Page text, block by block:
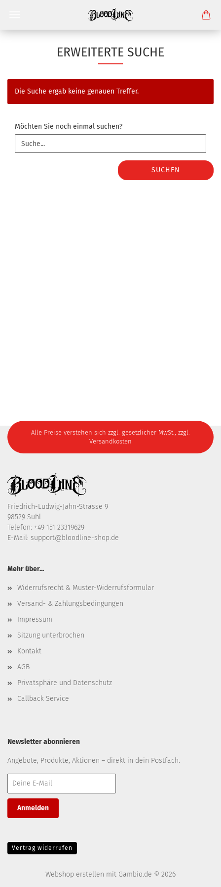
ERWEITERTE SUCHE
Die Suche ergab keine genauen Treffer.
MÖCHTEN
SIE
NOCH
EINMAL
Möchten Sie noch einmal suchen?
SUCHEN
Alle Preise verstehen sich zzgl. gesetzlicher MwSt., zzgl.
Versandkosten
Friedrich-Ludwig-Jahn-Strasse 9
98529 Suhl
Telefon: +49 151 23319629
E-Mail: support@bloodline-shop.de
Mehr über...
Widerrufsrecht & Muster-Widerrufsformular
Versand- & Zahlungsbedingungen
Impressum
Sitzung unterbrochen
Kontakt
AGB
Privatsphäre und Datenschutz
Callback Service
Newsletter abonnieren
Angebote, Produkte, Aktionen – direkt in dein Postfach.
Anmelden
Vertrag widerrufen
Webshop erstellen mit Gambio.de © 2026